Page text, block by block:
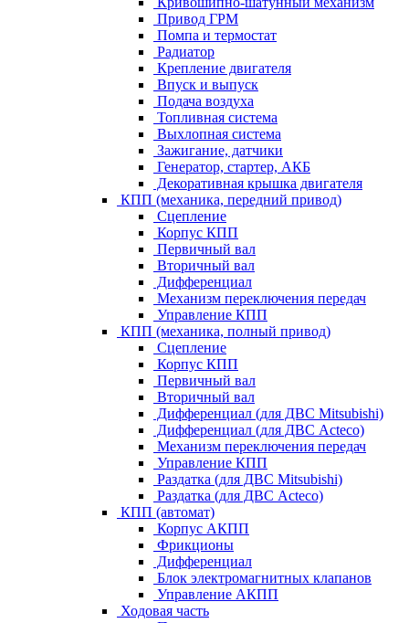
Привод ГРМ
Помпа и термостат
Радиатор
Крепление двигателя
Впуск и выпуск
Подача воздуха
Топливная система
Выхлопная система
Зажигание, датчики
Генератор, стартер, АКБ
Декоративная крышка двигателя
КПП (механика, передний привод)
Сцепление
Корпус КПП
Первичный вал
Вторичный вал
Дифференциал
Механизм переключения передач
Управление КПП
КПП (механика, полный привод)
Сцепление
Корпус КПП
Первичный вал
Вторичный вал
Дифференциал (для ДВС Mitsubishi)
Дифференциал (для ДВС Acteco)
Механизм переключения передач
Управление КПП
Раздатка (для ДВС Mitsubishi)
Раздатка (для ДВС Acteco)
КПП (автомат)
Корпус АКПП
Фрикционы
Дифференциал
Блок электромагнитных клапанов
Управление АКПП
Ходовая часть